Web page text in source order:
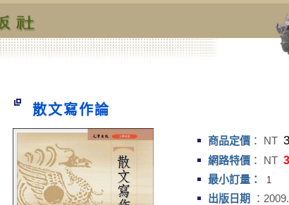
散文寫作論
商品定價 ： NT
網路特價 ： NT
最小訂量：
1
出版日期
：